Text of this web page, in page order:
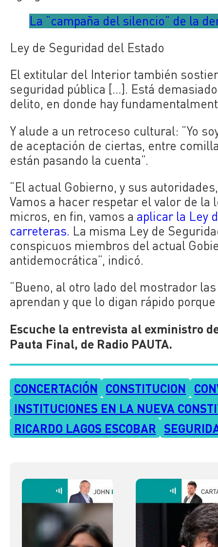
La “campaña del silencio” de la
Ley de Seguridad del Estado
El extitular del Interior también
seguridad pública […]. Está
delito, en donde hay
Y alude a un retroceso cultural: “Yo
de aceptación de ciertas, entre
están pasando la cuenta”.
“El actual Gobierno, y sus
Vamos a hacer respetar el valor de la
micros, en fin, vamos a aplicar la Ley
carreteras. La misma Ley de
conspicuos miembros del actual
antidemocrática”, indicó.
“Bueno, al otro lado del mostrador
aprendan y que lo digan rápido
Escuche la entrevista al exministro
Pauta Final, de Radio PAUTA.
CONCERTACIÓN CONSTITUCION
INSTITUCIONES EN LA NUEVA
RICARDO LAGOS ESCOBAR